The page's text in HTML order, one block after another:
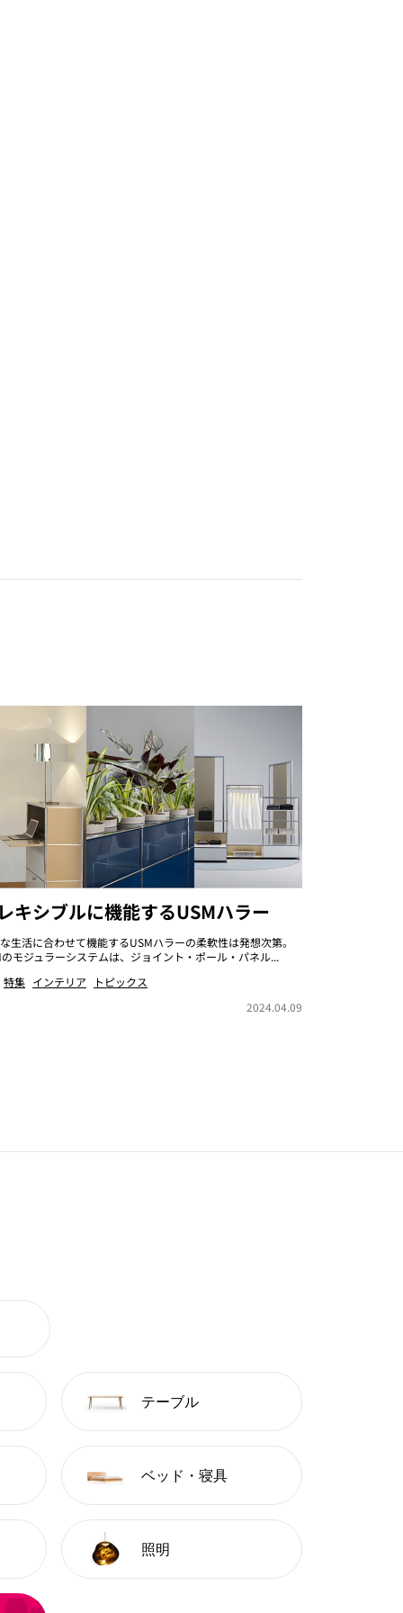
キシブルに機能するUSMハラー
生活に合わせて機能するUSMハラーの柔軟性は発想次第。
のモジュラーシステムは、ジョイント・ポール・パネル...
特集 インテリア
トピックス
2024.04.09
テーブル
ベッド・寝具
照明